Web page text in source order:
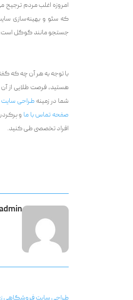
امروزه اغلب مردم ترجیح
که سئو و بهینه‌سازی
جستجو مانند گوگل است.
با توجه به هر آن چه که
هستید، فرصت طلایی از
شما در زمینهطراحی
صفحه تماس با ما و
افراد تخصصی طی کنید.